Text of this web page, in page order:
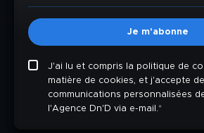
J'ai lu et compris la politique de
matière de cookies, et j'accepte
communications personnalisées
l'Agence Dn'D via e-mail.*